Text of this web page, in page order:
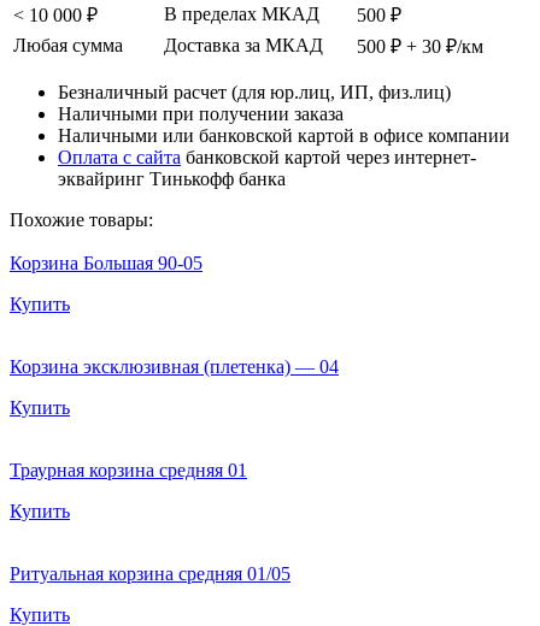
< 10 000 ₽ В пределах МКАД
500 ₽
Любая сумма
Доставка за МКАД 500 ₽ + 30 ₽/км
Безналичный расчет (для юр.лиц, ИП, физ.лиц)
Наличными при получении заказа
Наличными или банковской картой в офисе компании
Оплата с сайта банковской картой через интернет-
эквайринг Тинькофф банка
Похожие товары:
Корзина Большая 90-05
Купить
Корзина эксклюзивная (плетенка) — 04
Купить
Траурная корзина средняя 01
Купить
Ритуальная корзина средняя 01/05
Купить